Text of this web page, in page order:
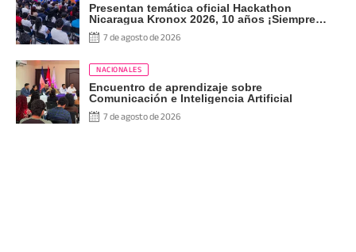
Presentan temática oficial Hackathon
Nicaragua Kronox 2026, 10 años ¡Siempre
Más Allá!
7 de agosto de 2026
NACIONALES
Encuentro de aprendizaje sobre
Comunicación e Inteligencia Artificial
7 de agosto de 2026